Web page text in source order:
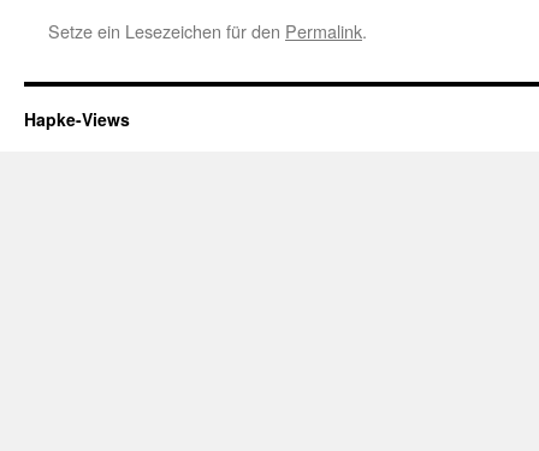
Setze ein Lesezeichen für den Permalink.
Hapke-Views